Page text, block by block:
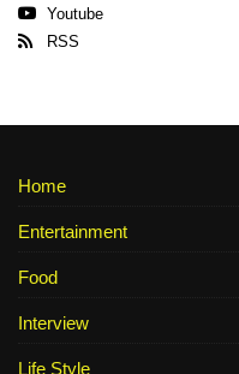
Youtube
RSS
Home
Entertainment
Food
Interview
Life Style